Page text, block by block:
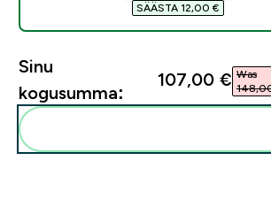
SÄÄSTA 12,00 €‎
Sinu
kogusumma:
107,00 €‎ Was